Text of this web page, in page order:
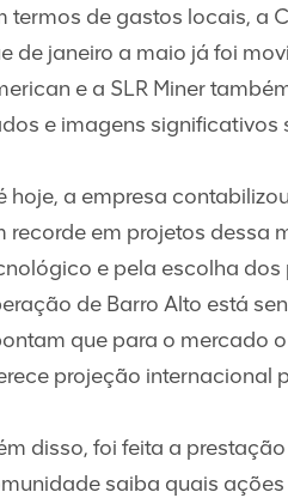
termos de gastos locais, a
de janeiro a maio já foi
e a SLR Miner
e imagens significativos
hoje, a empresa
recorde em projetos dessa
e pela escolha dos
de Barro Alto está
que para o mercado
projeção internacional
disso, foi feita a
saiba quais